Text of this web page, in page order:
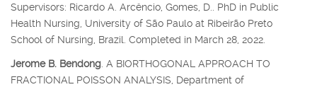
Supervisors: Ricardo A. Arcêncio, Gomes, D.. PhD in Public
Health Nursing, University of São Paulo at Ribeirão Preto
School of Nursing, Brazil. Completed in March 28, 2022.
Jerome B. Bendong. A BIORTHOGONAL APPROACH TO
FRACTIONAL POISSON ANALYSIS, Department of